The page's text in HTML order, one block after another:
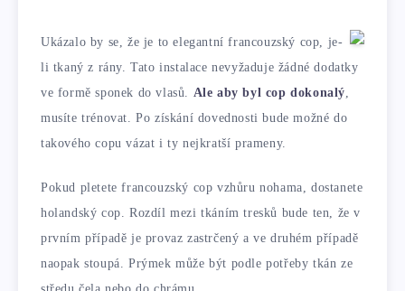
Ukázalo by se, že je to elegantní francouzský cop, je-
li tkaný z rány. Tato instalace nevyžaduje žádné dodatky
ve formě sponek do vlasů. Ale aby byl cop dokonalý,
musíte trénovat. Po získání dovednosti bude možné do
takového copu vázat i ty nejkratší prameny.
Pokud pletete francouzský cop vzhůru nohama, dostanete
holandský cop. Rozdíl mezi tkáním tresků bude ten, že v
prvním případě je provaz zastrčený a ve druhém případě
naopak stoupá. Prýmek může být podle potřeby tkán ze